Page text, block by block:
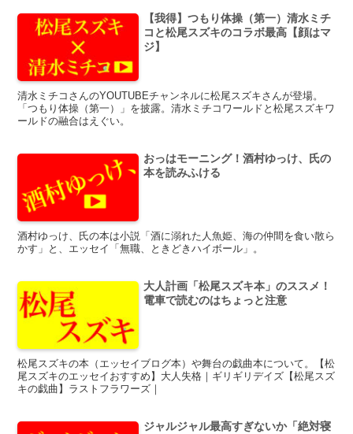
【我得】つもり体操（第一）清水ミチ
コと松尾スズキのコラボ最高【顔はマ
ジ】
清水ミチコさんのYOUTUBEチャンネルに松尾スズキさんが登場。
「つもり体操（第一）」を披露。清水ミチコワールドと松尾スズキワ
ールドの融合はえぐい。
おっはモーニング！酒村ゆっけ、氏の
本を読みふける
酒村ゆっけ、氏の本は小説「酒に溺れた人魚姫、海の仲間を食い散ら
かす」と、エッセイ「無職、ときどきハイボール」。
大人計画「松尾スズキ本」のススメ！
電車で読むのはちょっと注意
松尾スズキの本（エッセイブログ本）や舞台の戯曲本について。【松
尾スズキのエッセイおすすめ】大人失格｜ギリギリデイズ【松尾スズ
キの戯曲】ラストフラワーズ｜
ジャルジャル最高すぎないか「絶対寝